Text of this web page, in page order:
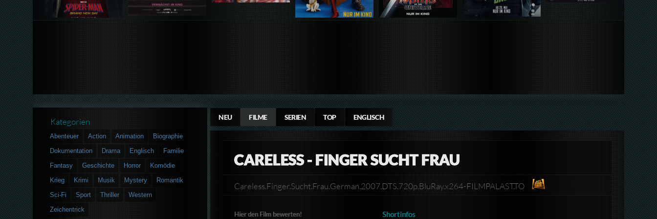
NEU FILME SERIEN TOP ENGLISCH
CARELESS - FINGER SUCHT FRAU
Careless.Finger.Sucht.Frau.German.2007.DTS.720p.BluRay.x264-FILMPALAST.TO
Hier den Film bewerten! Shortinfos
Kategorien
Abenteuer Action Animation
Biographie
Dokumentation
Drama Englisch
Familie
Fantasy
Geschichte Horror
Komödie
Krieg
Krimi Musik Mystery
Romantik
Sci-Fi
Sport Thriller
Western
Zeichentrick